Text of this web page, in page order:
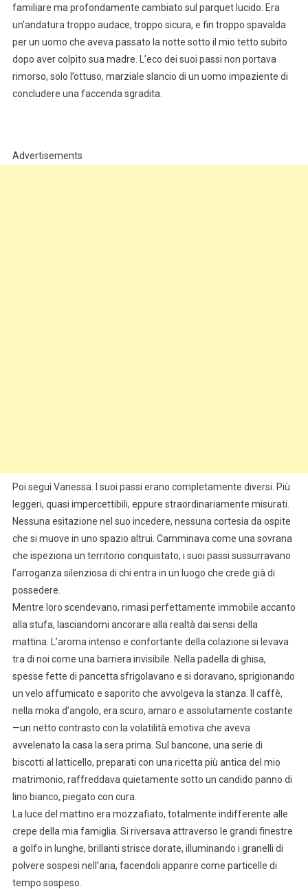
familiare ma profondamente cambiato sul parquet lucido. Era
un’andatura troppo audace, troppo sicura, e fin troppo spavalda
per un uomo che aveva passato la notte sotto il mio tetto subito
dopo aver colpito sua madre. L’eco dei suoi passi non portava
rimorso, solo l’ottuso, marziale slancio di un uomo impaziente di
concludere una faccenda sgradita.
Advertisements
Poi seguì Vanessa. I suoi passi erano completamente diversi. Più
leggeri, quasi impercettibili, eppure straordinariamente misurati.
Nessuna esitazione nel suo incedere, nessuna cortesia da ospite
che si muove in uno spazio altrui. Camminava come una sovrana
che ispeziona un territorio conquistato, i suoi passi sussurravano
l’arroganza silenziosa di chi entra in un luogo che crede già di
possedere.
Mentre loro scendevano, rimasi perfettamente immobile accanto
alla stufa, lasciandomi ancorare alla realtà dai sensi della
mattina. L’aroma intenso e confortante della colazione si levava
tra di noi come una barriera invisibile. Nella padella di ghisa,
spesse fette di pancetta sfrigolavano e si doravano, sprigionando
un velo affumicato e saporito che avvolgeva la stanza. Il caffè,
nella moka d’angolo, era scuro, amaro e assolutamente costante
—un netto contrasto con la volatilità emotiva che aveva
avvelenato la casa la sera prima. Sul bancone, una serie di
biscotti al latticello, preparati con una ricetta più antica del mio
matrimonio, raffreddava quietamente sotto un candido panno di
lino bianco, piegato con cura.
La luce del mattino era mozzafiato, totalmente indifferente alle
crepe della mia famiglia. Si riversava attraverso le grandi finestre
a golfo in lunghe, brillanti strisce dorate, illuminando i granelli di
polvere sospesi nell’aria, facendoli apparire come particelle di
tempo sospeso.